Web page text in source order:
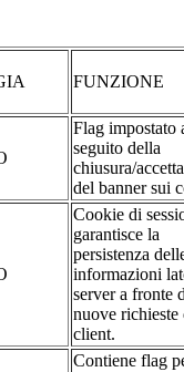
FUNZIONE
Flag impostato
seguito della
chiusura/
del banner sui
Cookie di
garantisce la
persistenza
informazioni
server a fronte
nuove richieste
client.
Contiene flag